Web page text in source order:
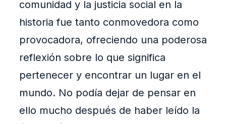
comunidad y la justicia social en la
historia fue tanto conmovedora como
provocadora, ofreciendo una poderosa
reflexión sobre lo que significa
pertenecer y encontrar un lugar en el
mundo. No podía dejar de pensar en
ello mucho después de haber leído la